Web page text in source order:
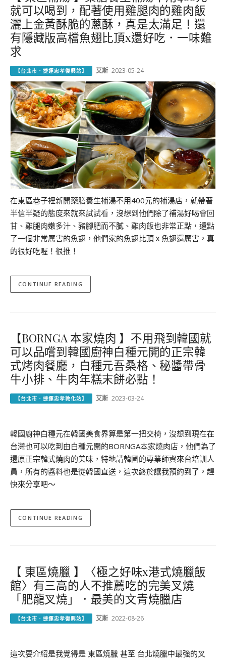
就可以喝到，配著使用雞腿肉的雞肉飯
灑上金黃酥脆的蔥酥，真是太滿足！還
有隱藏版高檔魚翅比頂x還好吃．一味難
求
【台北市．捷運忠孝復興站】 艾斯 2023-05-24
在東區巷子裡新開藥膳養生補湯不用400元的補湯店，就帶著
半信半疑的態度來就來試試看，沒想到他們除了補湯好喝會回
甘、雞腿肉嫩多汁、豬腳肥而不膩、雞肉飯也非常正點，還點
了一個非常厲害的魚翅，他們家的魚翅比頂ｘ魚翅還厲害，真
的很好吃喔！很推！
CONTINUE READING
【BORNGA 本家燒肉 】不用飛到韓國就
可以品嚐到韓國廚神白種元開的正宗韓
式烤肉餐廳，白種元吾桑格、秘醬帶骨
牛小排、牛肉年糕末餅必點！
【台北市．捷運忠孝敦化站】 艾斯 2023-03-24
韓國廚神白種元在韓國美食界算是第一把交椅，沒想到現在在
台灣也可以吃到由白種元開的BORNGA本家燒肉店，他們為了
還原正宗韓式燒肉的美味，特地請韓國的專業師資來台培訓人
員，所有的醬料也是從韓國直送，這次終於讓我預約到了，趕
快來分享吧～
CONTINUE READING
【 東區燒臘 】〈極之好味x港式燒臘飯
館〉有三高的人不推薦吃的完美叉燒
「肥龍叉燒」．最美的文青燒臘店
【台北市．捷運忠孝復興站】 艾斯 2022-08-26
這次要介紹是我覺得是 東區燒臘 甚至 台北燒臘中最強的叉